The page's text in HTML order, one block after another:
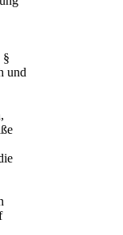
§
und